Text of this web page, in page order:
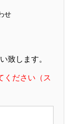
せ
致します。
ください（ス